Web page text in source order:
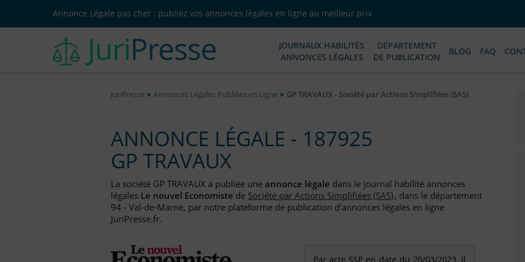
Annonce Légale pas cher : publiez vos annonces légales en ligne au meilleur prix
JOURNAUX HABILITÉS
ANNONCES LÉGALES
DÉPARTEMENT
DE PUBLICATION
BLOG FAQ
JuriPresse Annonces Légales Publiées en Ligne GP TRAVAUX - Société par Actions Simplifiées (SAS)
ANNONCE LÉGALE - 187925
GP TRAVAUX
La société GP TRAVAUX a publiée une annonce légale dans le journal habilité annonces
légales Le nouvel Economiste de Société par Actions Simplifiées (SAS), dans le département
94 - Val-de-Marne, par notre plateforme de publication d'annonces légales en ligne
JuriPresse.fr.
Par acte SSP en date du 20/03/2023, il